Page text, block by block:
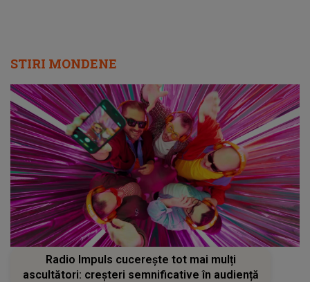
STIRI MONDENE
Radio Impuls cucerește tot mai mulți
ascultători: creșteri semnificative în audiență